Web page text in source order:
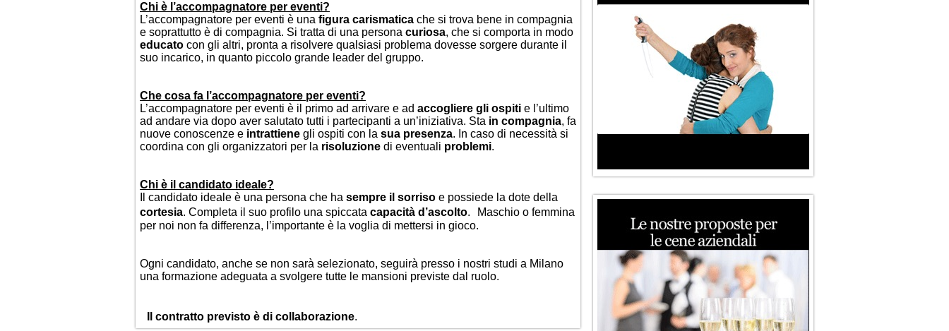
Chi è l’accompagnatore per eventi?
L’accompagnatore per eventi è una figura carismatica che si trova bene in compagnia
e soprattutto è di compagnia. Si tratta di una persona curiosa, che si comporta in modo
educato con gli altri, pronta a risolvere qualsiasi problema dovesse sorgere durante il
suo incarico, in quanto piccolo grande leader del gruppo.
Che cosa fa l’accompagnatore per eventi?
L’accompagnatore per eventi è il primo ad arrivare e ad accogliere gli ospiti e l’ultimo
ad andare via dopo aver salutato tutti i partecipanti a un’iniziativa. Sta in compagnia, fa
nuove conoscenze e intrattiene gli ospiti con la sua presenza. In caso di necessità si
coordina con gli organizzatori per la risoluzione di eventuali problemi.
Chi è il candidato ideale?
Il candidato ideale è una persona che ha sempre il sorriso e possiede la dote della
cortesia. Completa il suo profilo una spiccata capacità d’ascolto. Maschio o femmina
per noi non fa differenza, l’importante è la voglia di mettersi in gioco.
Ogni candidato, anche se non sarà selezionato, seguirà presso i nostri studi a Milano
una formazione adeguata a svolgere tutte le mansioni previste dal ruolo.
Il contratto previsto è di collaborazione.